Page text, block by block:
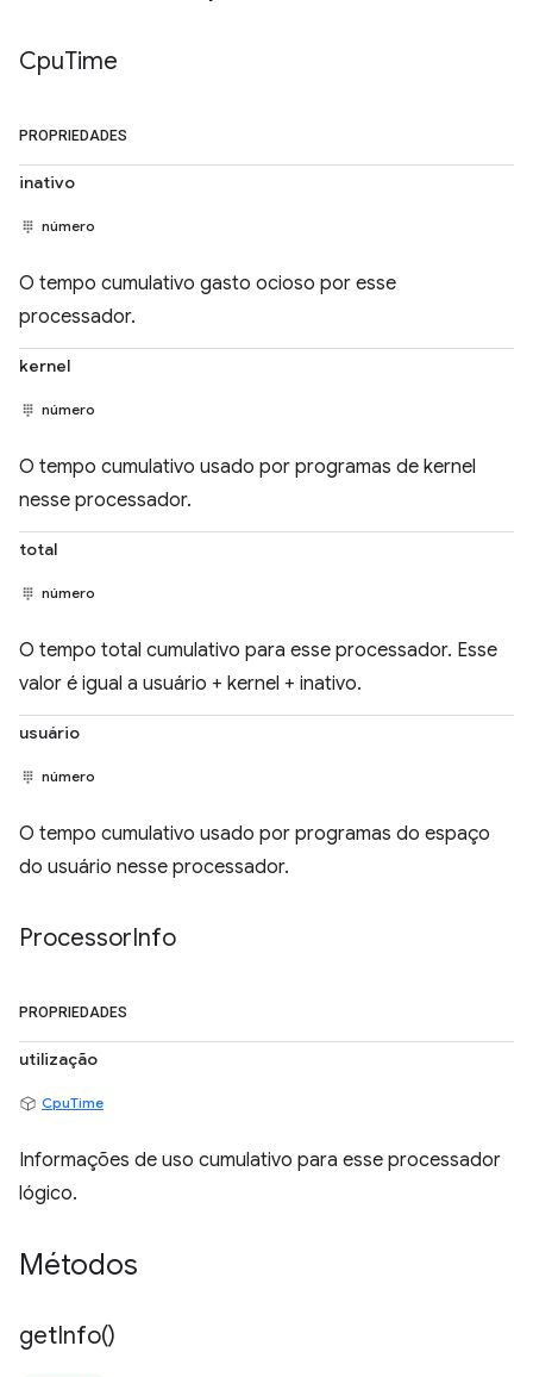
CpuTime
PROPRIEDADES
inativo
número
O tempo cumulativo gasto ocioso por esse
processador.
kernel
número
O tempo cumulativo usado por programas de kernel
nesse processador.
total
número
O tempo total cumulativo para esse processador. Esse
valor é igual a usuário + kernel + inativo.
usuário
número
O tempo cumulativo usado por programas do espaço
do usuário nesse processador.
ProcessorInfo
PROPRIEDADES
utilização
CpuTime
Informações de uso cumulativo para esse processador
lógico.
Métodos
getInfo()